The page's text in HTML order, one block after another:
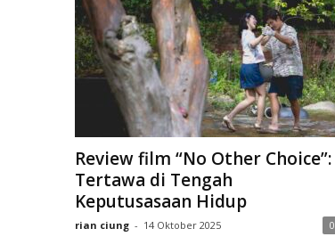
Review film “No Other Choice”:
Tertawa di Tengah
Keputusasaan Hidup
rian ciung - 14 Oktober 2025 0